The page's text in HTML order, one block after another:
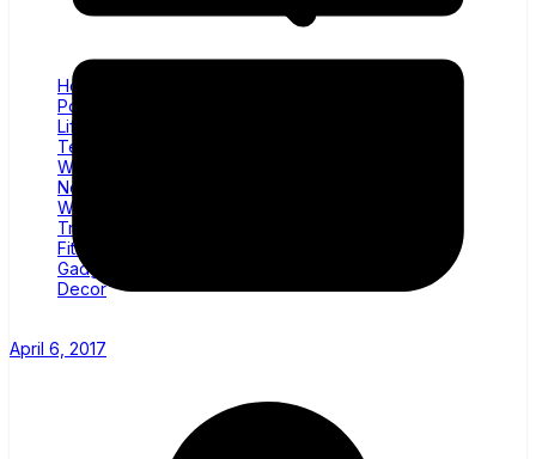
Home
Politics
Lifestyle
Technology
Wellness
News
World
Trending
Fitness
Gadgets
Decor
April 6, 2017